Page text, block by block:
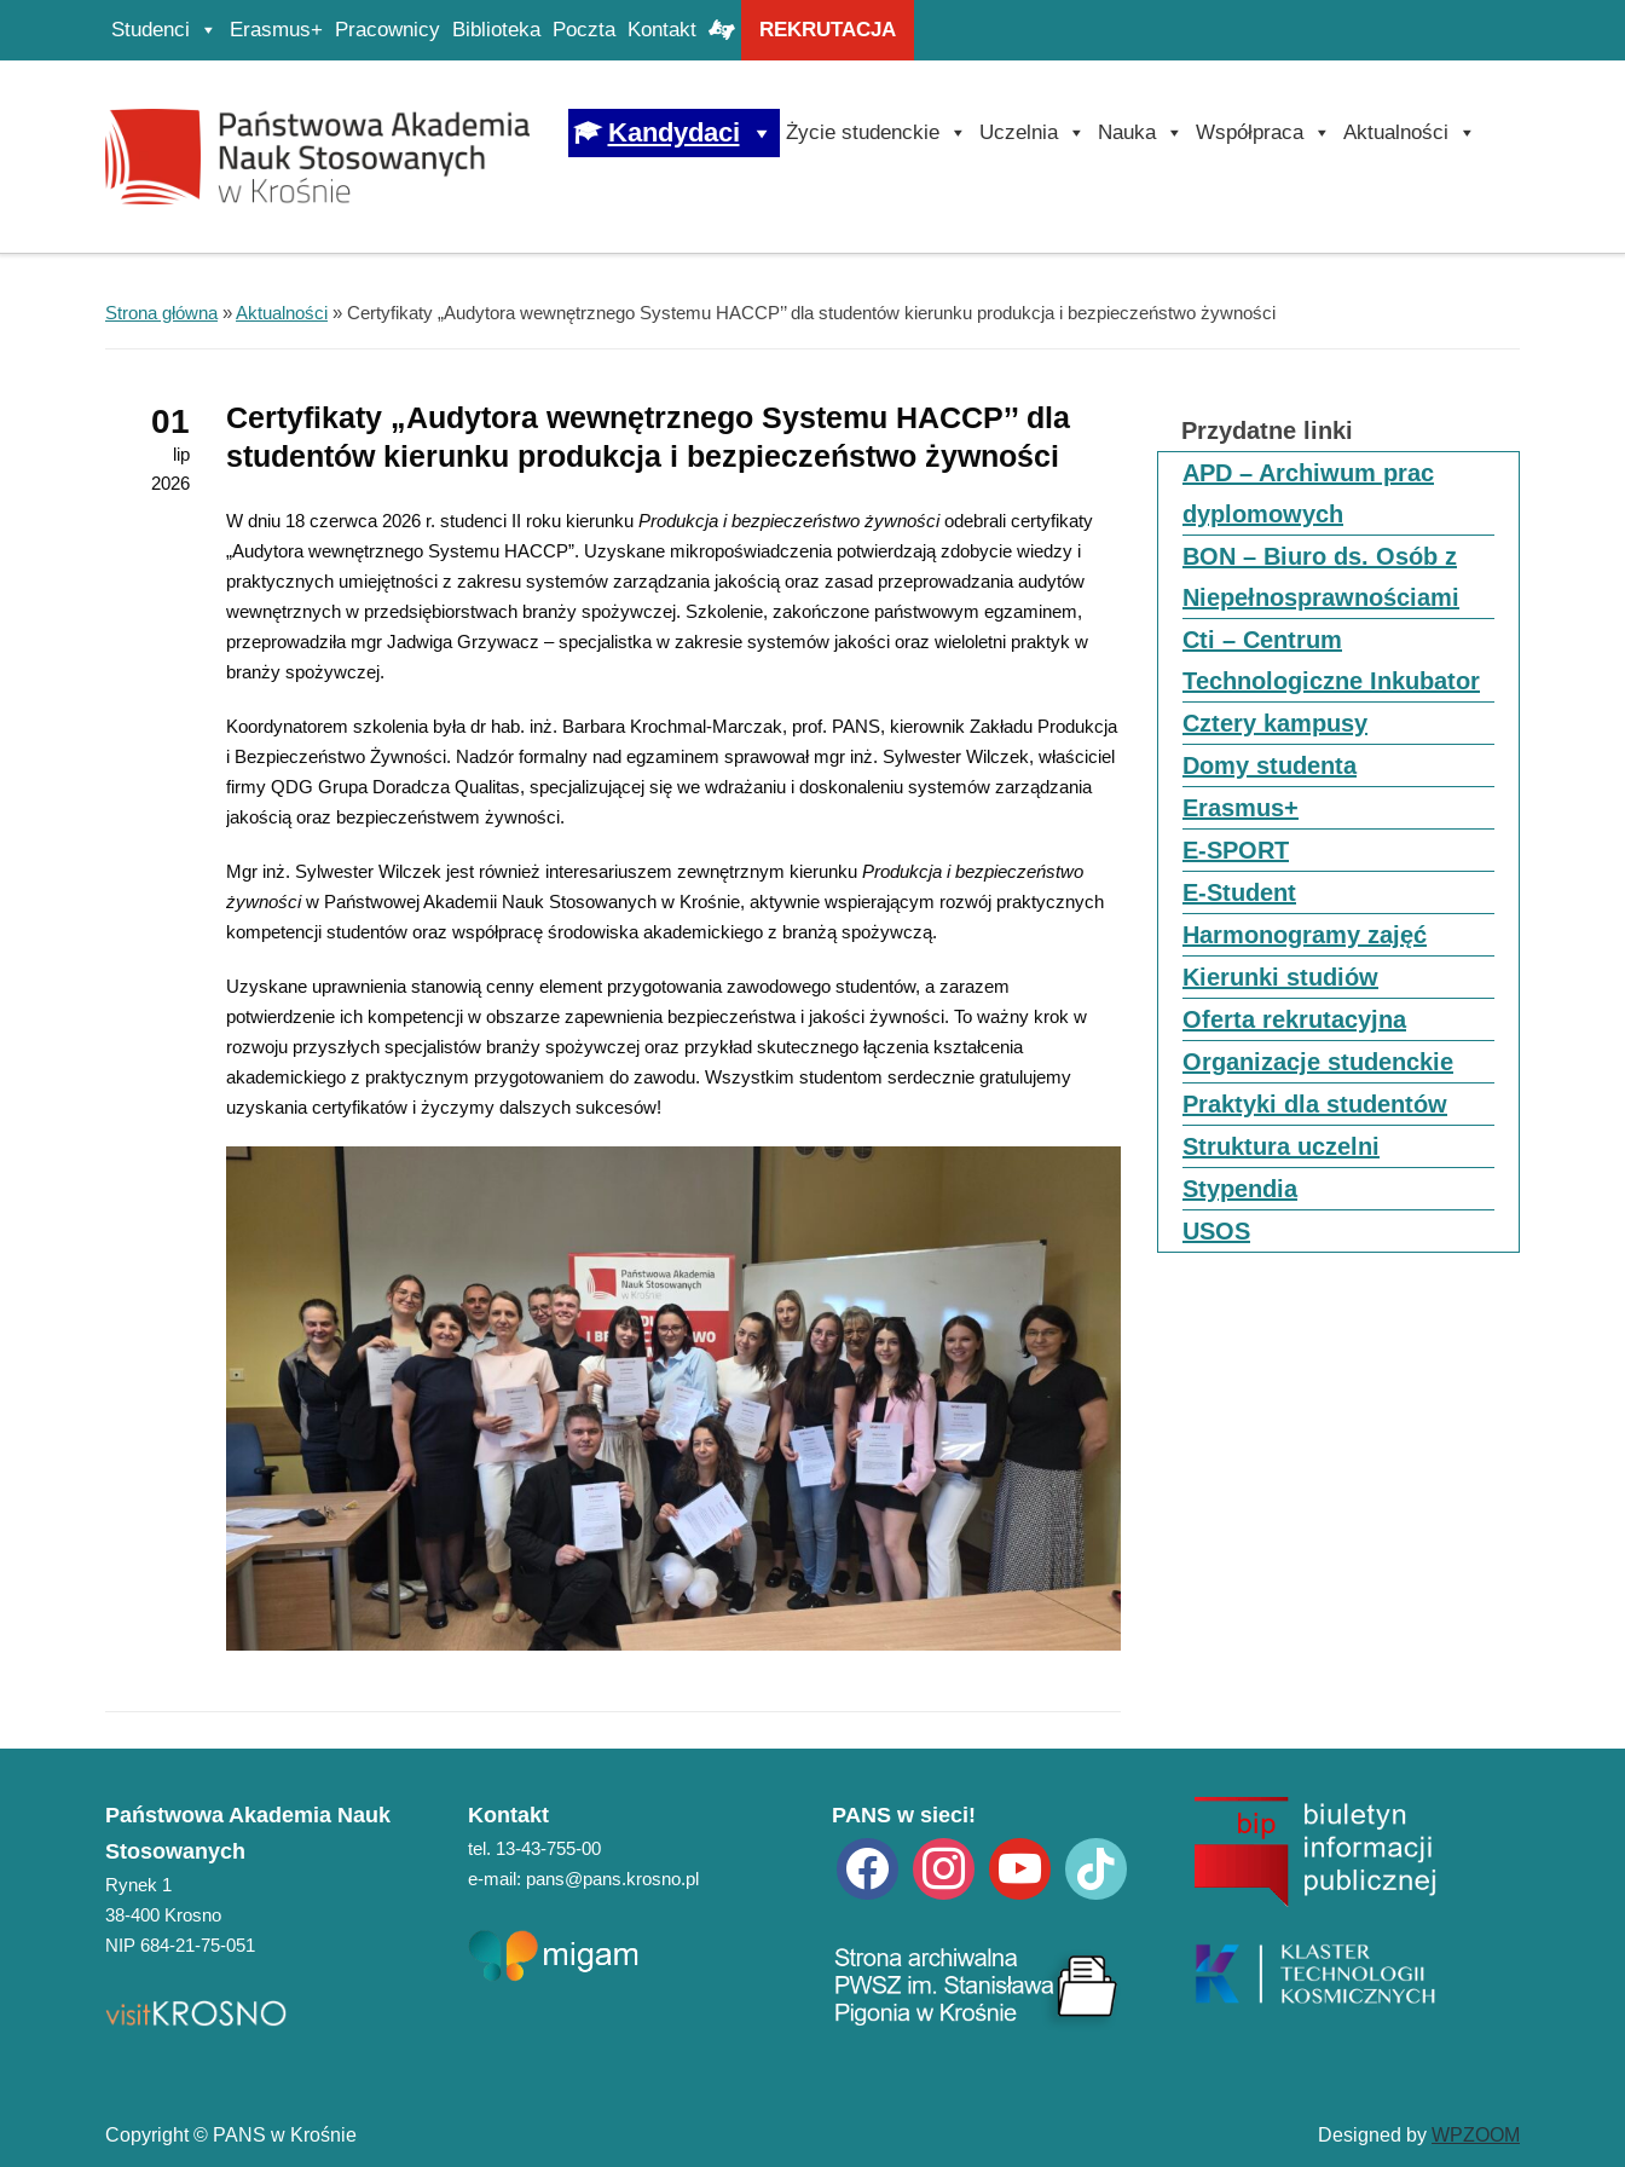
Strona główna
Przejdź do wyszukiwarki
Przejdź do menu głównego
Studenci Erasmus+ Pracownicy Biblioteka Poczta Kontakt REKRUTACJA
Kandydaci Życie studenckie Uczelnia Nauka Współpraca Aktualności
Strona główna »Aktualności » Certyfikaty „Audytora wewnętrznego Systemu HACCP’’ dla studentów kierunku produkcja i bezpieczeństwo żywności
01
lip
2026
Certyfikaty „Audytora wewnętrznego Systemu HACCP’’ dla
studentów kierunku produkcja i bezpieczeństwo żywności
W dniu 18 czerwca 2026 r. studenci II roku kierunku Produkcja i bezpieczeństwo żywnościodebrali certyfikaty
„Audytora wewnętrznego Systemu HACCP”. Uzyskane mikropoświadczenia potwierdzają zdobycie wiedzy i
praktycznych umiejętności z zakresu systemów zarządzania jakością oraz zasad przeprowadzania audytów
wewnętrznych w przedsiębiorstwach branży spożywczej. Szkolenie, zakończone państwowym egzaminem,
przeprowadziła mgr Jadwiga Grzywacz – specjalistka w zakresie systemów jakości oraz wieloletni praktyk w
branży spożywczej.
Koordynatorem szkolenia była dr hab. inż. Barbara Krochmal-Marczak, prof. PANS, kierownik Zakładu Produkcja
i Bezpieczeństwo Żywności. Nadzór formalny nad egzaminem sprawował mgr inż. Sylwester Wilczek, właściciel
firmy QDG Grupa Doradcza Qualitas, specjalizującej się we wdrażaniu i doskonaleniu systemów zarządzania
jakością oraz bezpieczeństwem żywności.
Mgr inż. Sylwester Wilczek jest również interesariuszem zewnętrznym kierunku Produkcja i bezpieczeństwo
żywnościw Państwowej Akademii Nauk Stosowanych w Krośnie, aktywnie wspierającym rozwój praktycznych
kompetencji studentów oraz współpracę środowiska akademickiego z branżą spożywczą.
Uzyskane uprawnienia stanowią cenny element przygotowania zawodowego studentów, a zarazem
potwierdzenie ich kompetencji w obszarze zapewnienia bezpieczeństwa i jakości żywności. To ważny krok w
rozwoju przyszłych specjalistów branży spożywczej oraz przykład skutecznego łączenia kształcenia
akademickiego z praktycznym przygotowaniem do zawodu. Wszystkim studentom serdecznie gratulujemy
uzyskania certyfikatów i życzymy dalszych sukcesów!
Przydatne linki
APD – Archiwum prac
dyplomowych
BON – Biuro ds. Osób z
Niepełnosprawnościami
Cti – Centrum
Technologiczne Inkubator
Cztery kampusy
Domy studenta
Erasmus+
E-SPORT
E-Student
Harmonogramy zajęć
Kierunki studiów
Oferta rekrutacyjna
Organizacje studenckie
Praktyki dla studentów
Struktura uczelni
Stypendia
USOS
Państwowa Akademia Nauk
Stosowanych
Rynek 1
38-400 Krosno
NIP 684-21-75-051
Kontakt
tel. 13-43-755-00
e-mail: pans@pans.krosno.pl
PANS w sieci!
facebook instagram youtube tiktok
Copyright © PANS w Krośnie Designed by WPZOOM